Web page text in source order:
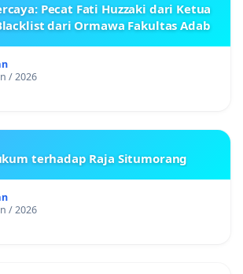
Pecat Fati Huzzaki dari Ketua
dari Ormawa Fakultas Adab
/ 2026
terhadap Raja Situmorang
/ 2026